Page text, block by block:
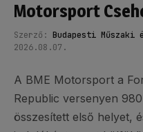
Motorsport
Szerző: Budapesti Műszaki
2026.08.07.
A BME Motorsport a
Republic versenyen
összesített első helyet,